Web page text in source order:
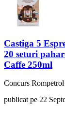
Castiga 5
20 seturi
Caffe 250ml
Concurs Rompetrol
publicat pe 22